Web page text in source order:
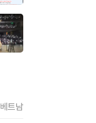
베트남